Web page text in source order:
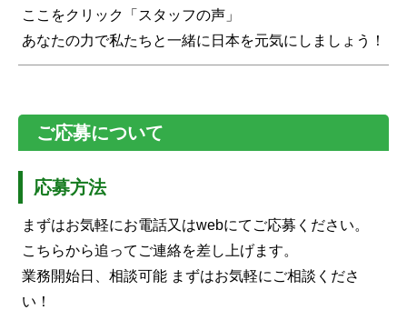
ここをクリック「スタッフの声」
あなたの力で私たちと一緒に日本を元気にしましょう！
ご応募について
応募方法
まずはお気軽にお電話又はwebにてご応募ください。
こちらから追ってご連絡を差し上げます。
業務開始日、相談可能 まずはお気軽にご相談くださ
い！